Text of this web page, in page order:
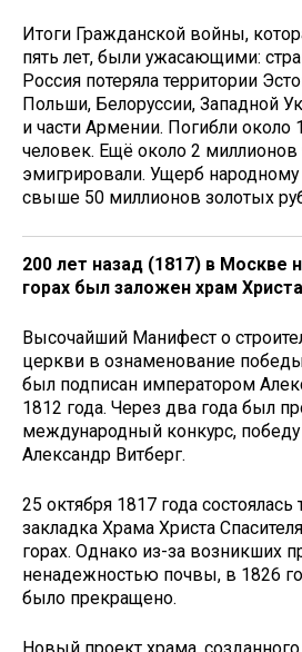
Итоги Гражданской войны,
пять лет, были ужасающими:
Россия потеряла территории
Польши, Белоруссии, Западной
и части Армении. Погибли около
человек. Ещё около 2 миллионов
эмигрировали. Ущерб народному
свыше 50 миллионов золотых
200 лет назад (1817) в Москве
горах был заложен храм
Высочайший Манифест о
церкви в ознаменование
был подписан императором
1812 года. Через два года был
международный конкурс,
Александр Витберг.
25 октября 1817 года
закладка Храма Христа
горах. Однако из-за возникших
ненадежностью почвы, в 1826
было прекращено.
Новый проект храма,